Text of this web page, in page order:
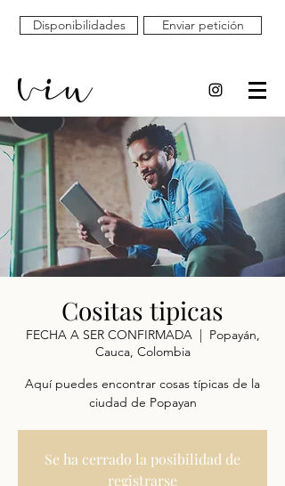
Disponibilidades Enviar petición
Cositas tipicas
FECHA A SER CONFIRMADA
  |
Popayán,
Cauca, Colombia
Aquí puedes encontrar cosas típicas de la
ciudad de Popayan
Se ha cerrado la posibilidad de
registrarse